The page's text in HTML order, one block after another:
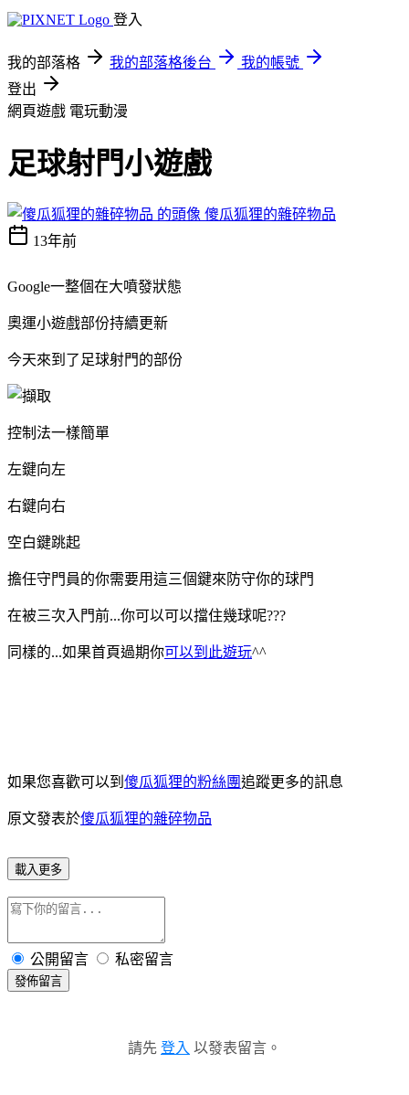
登入
我的部落格 我的部落格後台
我的帳號
登出
網頁遊戲 電玩動漫
足球射門小遊戲
傻瓜狐狸的雜碎物品
13年前
Google一整個在大噴發狀態
奧運小遊戲部份持續更新
今天來到了足球射門的部份
控制法一樣簡單
左鍵向左
右鍵向右
空白鍵跳起
擔任守門員的你需要用這三個鍵來防守你的球門
在被三次入門前...你可以可以擋住幾球呢???
同樣的...如果首頁過期你可以到此遊玩^^
如果您喜歡可以到 傻瓜狐狸的粉絲團追蹤更多的訊息
原文發表於傻瓜狐狸的雜碎物品
載入更多
公開留言 私密留言
發佈留言
請先 登入 以發表留言。